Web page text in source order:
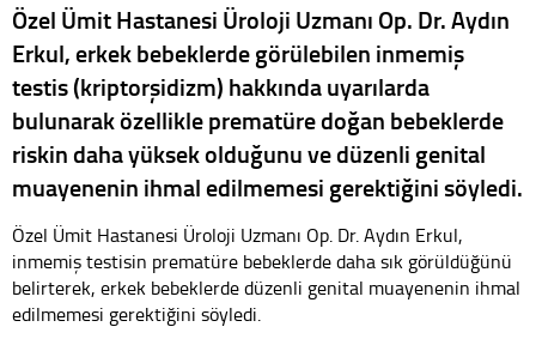
Özel Ümit Hastanesi Üroloji Uzmanı Op. Dr. Aydın
Erkul, erkek bebeklerde görülebilen inmemiş
testis (kriptorşidizm) hakkında uyarılarda
bulunarak özellikle prematüre doğan bebeklerde
riskin daha yüksek olduğunu ve düzenli genital
muayenenin ihmal edilmemesi gerektiğini söyledi.
Özel Ümit Hastanesi Üroloji Uzmanı Op. Dr. Aydın Erkul,
inmemiş testisin prematüre bebeklerde daha sık görüldüğünü
belirterek, erkek bebeklerde düzenli genital muayenenin ihmal
edilmemesi gerektiğini söyledi.